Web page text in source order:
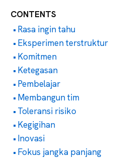
CONTENTS
Rasa ingin tahu
Eksperimen terstruktur
Komitmen
Ketegasan
Pembelajar
Membangun tim
Toleransi risiko
Kegigihan
Inovasi
Fokus jangka panjang